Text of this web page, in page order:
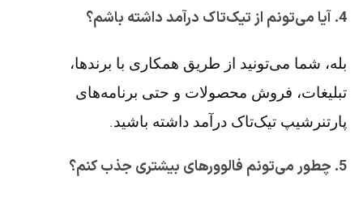
4. آیا می‌تونم از تیک‌تاک درآمد داشته باشم؟
بله، شما می‌تونید از طریق همکاری با برندها،
تبلیغات، فروش محصولات و حتی برنامه‌های
پارتنرشیپ تیک‌تاک درآمد داشته باشید.
5. چطور می‌تونم فالوورهای بیشتری جذب کنم؟